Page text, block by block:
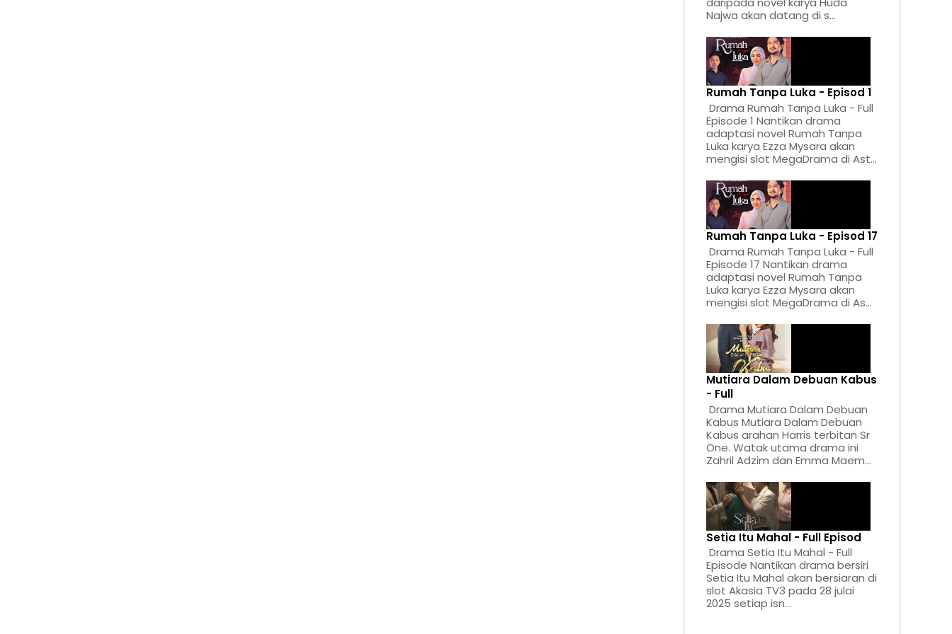
Najwa akan datang di s...
Rumah Tanpa Luka - Episod 1
Drama Rumah Tanpa Luka - Full
Episode 1 Nantikan drama
adaptasi novel Rumah Tanpa
Luka karya Ezza Mysara akan
mengisi slot MegaDrama di Ast...
Rumah Tanpa Luka - Episod 17
Drama Rumah Tanpa Luka - Full
Episode 17 Nantikan drama
adaptasi novel Rumah Tanpa
Luka karya Ezza Mysara akan
mengisi slot MegaDrama di As...
Mutiara Dalam Debuan Kabus
- Full
Drama Mutiara Dalam Debuan
Kabus Mutiara Dalam Debuan
Kabus arahan Harris terbitan Sr
One. Watak utama drama ini
Zahril Adzim dan Emma Maem...
Setia Itu Mahal - Full Episod
Drama Setia Itu Mahal - Full
Episode Nantikan drama bersiri
Setia Itu Mahal akan bersiaran di
slot Akasia TV3 pada 28 julai
2025 setiap isn...